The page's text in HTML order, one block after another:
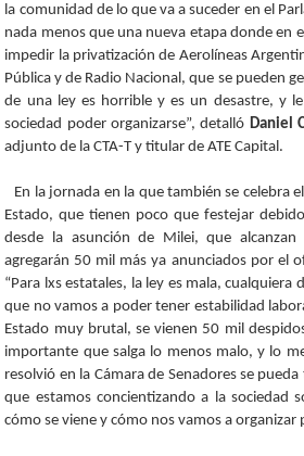
la comunidad de lo que va a suceder en el
nada menos que una nueva etapa donde en
impedir la privatización de Aerolíneas
Pública y de Radio Nacional, que se pueden
de una ley es horrible y es un desastre, y
sociedad poder organizarse”, detalló Daniel
adjunto de la CTA-T y titular de ATE Capital.
En la jornada en la que también se celebra
Estado, que tienen poco que festejar
desde la asunción de Milei, que
agregarán 50 mil más ya anunciados por el
“Para lxs estatales, la ley es mala, cualquiera
que no vamos a poder tener estabilidad
Estado muy brutal, se vienen 50 mil
importante que salga lo menos malo, y lo
resolvió en la Cámara de Senadores se
que estamos concientizando a la sociedad
cómo se viene y cómo nos vamos a organizar